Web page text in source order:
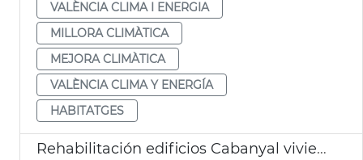
VALÈNCIA CLIMA I ENERGIA
MILLORA CLIMÀTICA
MEJORA CLIMÀTICA
VALÈNCIA CLIMA Y ENERGÍA
HABITATGES
Rehabilitación edificios Cabanyal viviendas